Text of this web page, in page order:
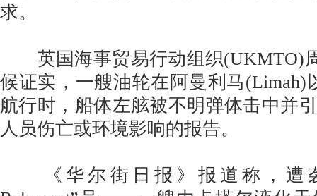
求。
英国海事贸易行动组织(UKMTO)
候证实，一艘油轮在阿曼利马(Limah)
航行时，船体左舷被不明弹体击中并
人员伤亡或环境影响的报告。
《华尔街日报》报道称，遭